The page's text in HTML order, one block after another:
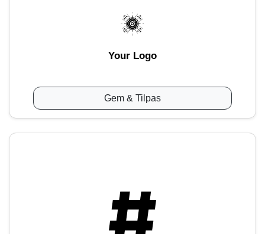
Your Logo
Gem & Tilpas